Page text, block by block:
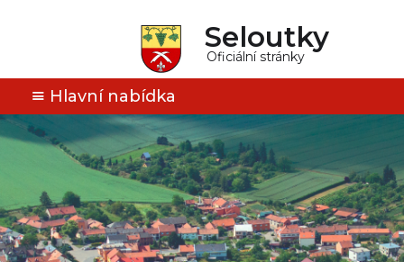
Seloutky
Oficiální stránky
Hlavní nabídka